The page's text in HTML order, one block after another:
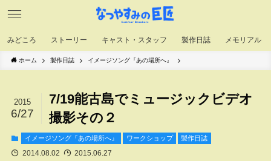
みどころ ストーリー キャスト・スタッフ 製作日誌 メモリアル
ホーム 製作日誌 イメージソング『あの場所へ』
7/19能古島でミュージックビデオ
撮影その２
2015
6/27
イメージソング『あの場所へ』 ワークショップ 製作日誌
2014.08.02 2015.06.27